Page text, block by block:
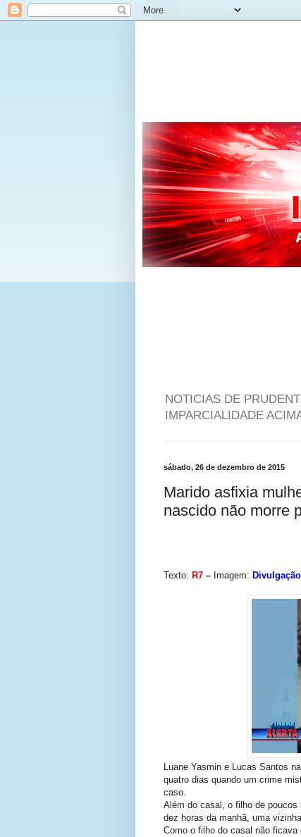
NOTICIAS DE
IMPARCIALIDADE
sábado, 26 de dezembro de 2015
Marido asfixia
nascido não morre
Texto: R7 – Imagem: Divulgação
Luane Yasmin e Lucas Santos
quatro dias quando um crime
caso.
Além do casal, o filho de
dez horas da manhã, uma
Como o filho do casal não